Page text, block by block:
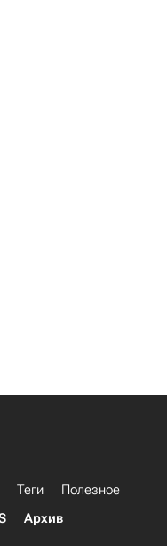
Теги
Полезное
Архив